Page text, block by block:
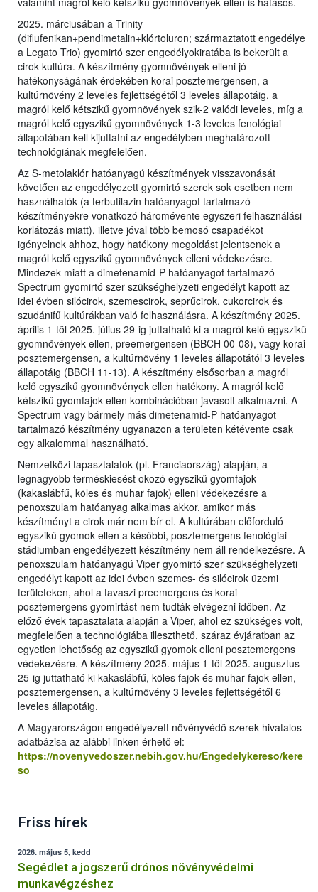
2025. márciusában a Trinity
(diflufenikan+pendimetalin+klórtoluron; származtatott engedélye
a Legato Trio) gyomirtó szer engedélyokiratába is bekerült a
cirok kultúra. A készítmény gyomnövények elleni jó
hatékonyságának érdekében korai posztemergensen, a
kultúrnövény 2 leveles fejlettségétől 3 leveles állapotáig, a
magról kelő kétszikű gyomnövények szik-2 valódi leveles, míg a
magról kelő egyszikű gyomnövények 1-3 leveles fenológiai
állapotában kell kijuttatni az engedélyben meghatározott
technológiának megfelelően.
Az S-metolaklór hatóanyagú készítmények visszavonását
követően az engedélyezett gyomirtó szerek sok esetben nem
használhatók (a terbutilazin hatóanyagot tartalmazó
készítményekre vonatkozó háromévente egyszeri felhasználási
korlátozás miatt), illetve jóval több bemosó csapadékot
igényelnek ahhoz, hogy hatékony megoldást jelentsenek a
magról kelő egyszikű gyomnövények elleni védekezésre.
Mindezek miatt a dimetenamid-P hatóanyagot tartalmazó
Spectrum gyomirtó szer szükséghelyzeti engedélyt kapott az
idei évben silócirok, szemescirok, seprűcirok, cukorcirok és
szudánifű kultúrákban való felhasználásra. A készítmény 2025.
április 1-től 2025. július 29-ig juttatható ki a magról kelő egyszikű
gyomnövények ellen, preemergensen (BBCH 00-08), vagy korai
posztemergensen, a kultúrnövény 1 leveles állapotától 3 leveles
állapotáig (BBCH 11-13). A készítmény elsősorban a magról
kelő egyszikű gyomnövények ellen hatékony. A magról kelő
kétszikű gyomfajok ellen kombinációban javasolt alkalmazni. A
Spectrum vagy bármely más dimetenamid-P hatóanyagot
tartalmazó készítmény ugyanazon a területen kétévente csak
egy alkalommal használható.
Nemzetközi tapasztalatok (pl. Franciaország) alapján, a
legnagyobb terméskiesést okozó egyszikű gyomfajok
(kakaslábfű, köles és muhar fajok) elleni védekezésre a
penoxszulam hatóanyag alkalmas akkor, amikor más
készítményt a cirok már nem bír el. A kultúrában előforduló
egyszikű gyomok ellen a későbbi, posztemergens fenológiai
stádiumban engedélyezett készítmény nem áll rendelkezésre. A
penoxszulam hatóanyagú Viper gyomirtó szer szükséghelyzeti
engedélyt kapott az idei évben szemes- és silócirok üzemi
területeken, ahol a tavaszi preemergens és korai
posztemergens gyomirtást nem tudták elvégezni időben. Az
előző évek tapasztalata alapján a Viper, ahol ez szükséges volt,
megfelelően a technológiába illeszthető, száraz évjáratban az
egyetlen lehetőség az egyszikű gyomok elleni posztemergens
védekezésre. A készítmény 2025. május 1-től 2025. augusztus
25-ig juttatható ki kakaslábfű, köles fajok és muhar fajok ellen,
posztemergensen, a kultúrnövény 3 leveles fejlettségétől 6
leveles állapotáig.
A Magyarországon engedélyezett növényvédő szerek hivatalos
adatbázisa az alábbi linken érhető el:
https://novenyvedoszer.nebih.gov.hu/Engedelykereso/kere
so
Friss hírek
2026. május 5, kedd
Segédlet a jogszerű drónos növényvédelmi
munkavégzéshez